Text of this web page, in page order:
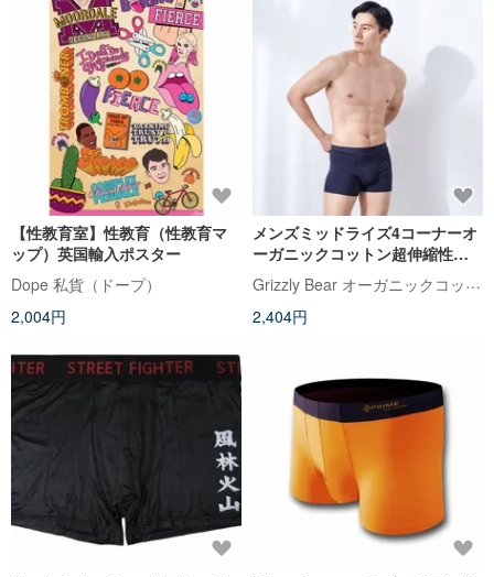
【性教育室】性教育（性教育マ
ップ）英国輸入ポスター
Dope 私貨（ドープ）
2,004円
メンズミッドライズ4コーナーオ
ーガニックコットン超伸縮性下
着
Grizzly Bear オーガニックコットン
2,404円